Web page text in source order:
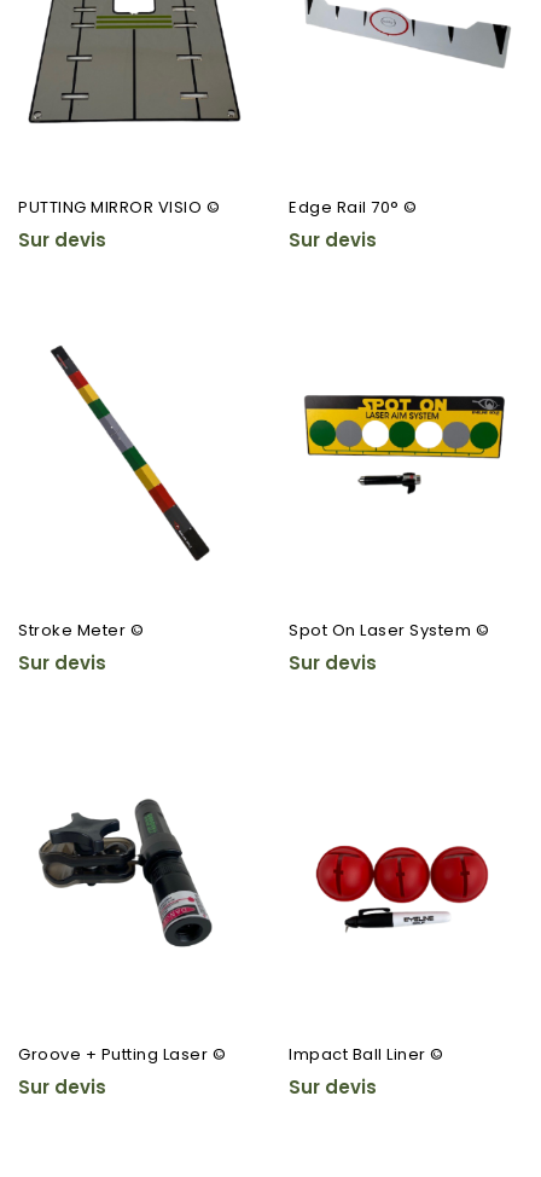
PUTTING MIRROR VISIO ©
Sur devis
Edge Rail 70° ©
Sur devis
Stroke Meter ©
Sur devis
Spot On Laser System ©
Sur devis
Groove + Putting Laser ©
Sur devis
Impact Ball Liner ©
Sur devis